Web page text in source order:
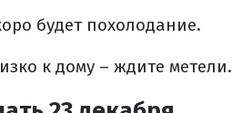
будет похолодание.
к дому – ждите метели.